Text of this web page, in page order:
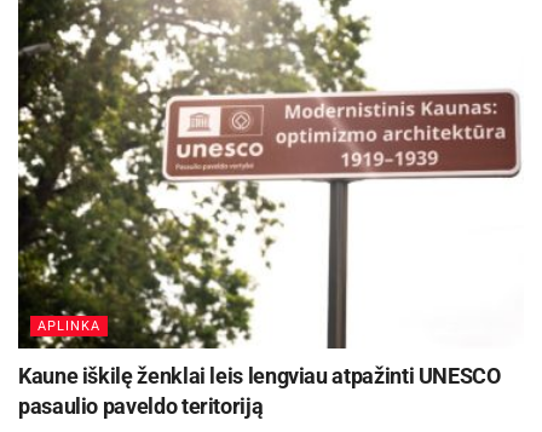
APLINKA
Kaune iškilę ženklai leis lengviau atpažinti UNESCO
pasaulio paveldo teritoriją